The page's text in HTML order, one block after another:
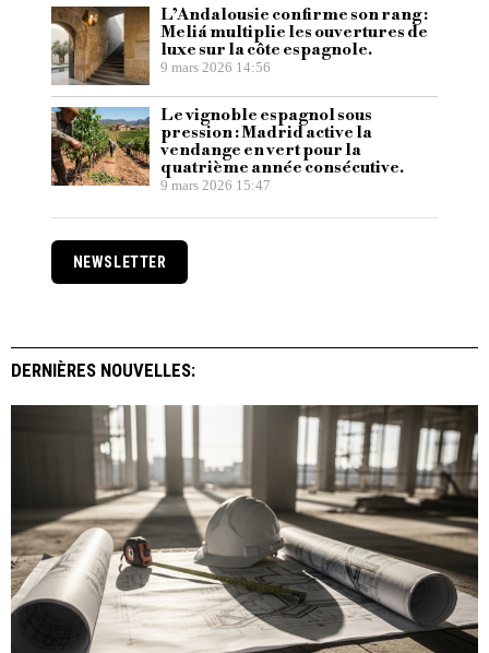
L’Andalousie confirme son rang :
Meliá multiplie les ouvertures de
luxe sur la côte espagnole.
9 mars 2026 14:56
Le vignoble espagnol sous
pression : Madrid active la
vendange en vert pour la
quatrième année consécutive.
9 mars 2026 15:47
NEWSLETTER
DERNIÈRES NOUVELLES: